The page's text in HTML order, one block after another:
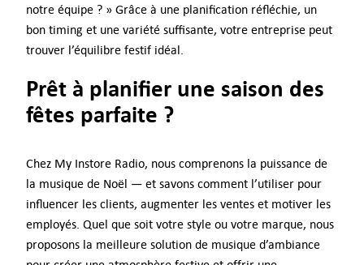
notre équipe ? » Grâce à une planification réfléchie, un
bon timing et une variété suffisante, votre entreprise peut
trouver l’équilibre festif idéal.
Prêt à planifier une saison des
fêtes parfaite ?
Chez My Instore Radio, nous comprenons la puissance de
la musique de Noël — et savons comment l’utiliser pour
influencer les clients, augmenter les ventes et motiver les
employés. Quel que soit votre style ou votre marque, nous
proposons la meilleure solution de musique d’ambiance